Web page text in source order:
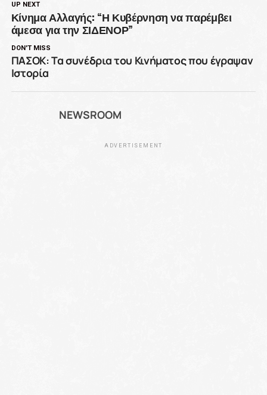
UP NEXT
Κίνημα Αλλαγής: “Η Κυβέρνηση να παρέμβει
άμεσα για την ΣΙΔΕΝΟΡ”
DON'T MISS
ΠΑΣΟΚ: Τα συνέδρια του Κινήματος που έγραψαν
Ιστορία
NEWSROOM
ADVERTISEMENT